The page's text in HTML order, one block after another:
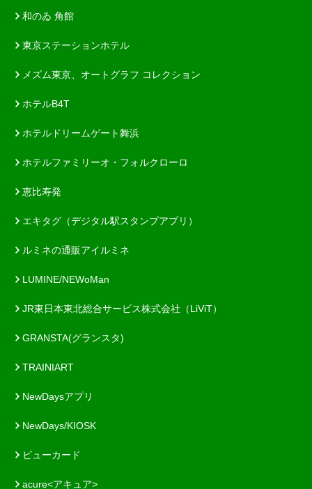
和のゐ 角館
東京ステーションホテル
メズム東京、オートグラフ コレクション
ホテルB4T
ホテルドリームゲート舞浜
ホテルファミリーオ・フォルクローロ
恵比寿発
エキタグ（デジタル駅スタンプアプリ）
ルミネの通販アイルミネ
LUMINE/NEWoMan
JR東日本東北総合サービス株式会社（LiViT）
GRANSTA(グランスタ)
TRAINIART
NewDaysアプリ
NewDays/KIOSK
ビューカード
acure<アキュア>